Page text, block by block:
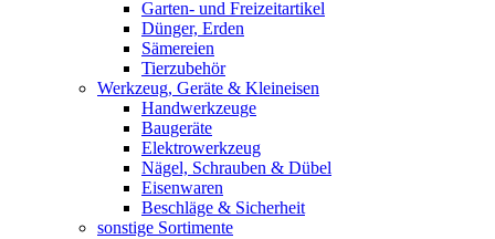
Garten- und Freizeitartikel
Dünger, Erden
Sämereien
Tierzubehör
Werkzeug, Geräte & Kleineisen
Handwerkzeuge
Baugeräte
Elektrowerkzeug
Nägel, Schrauben & Dübel
Eisenwaren
Beschläge & Sicherheit
sonstige Sortimente